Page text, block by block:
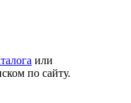
или
по сайту.